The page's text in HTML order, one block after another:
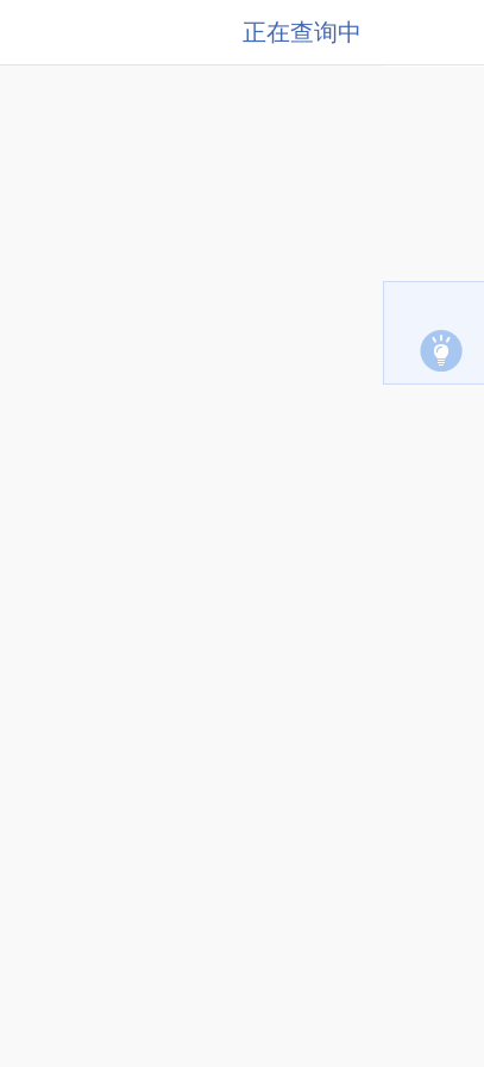
正在查询中